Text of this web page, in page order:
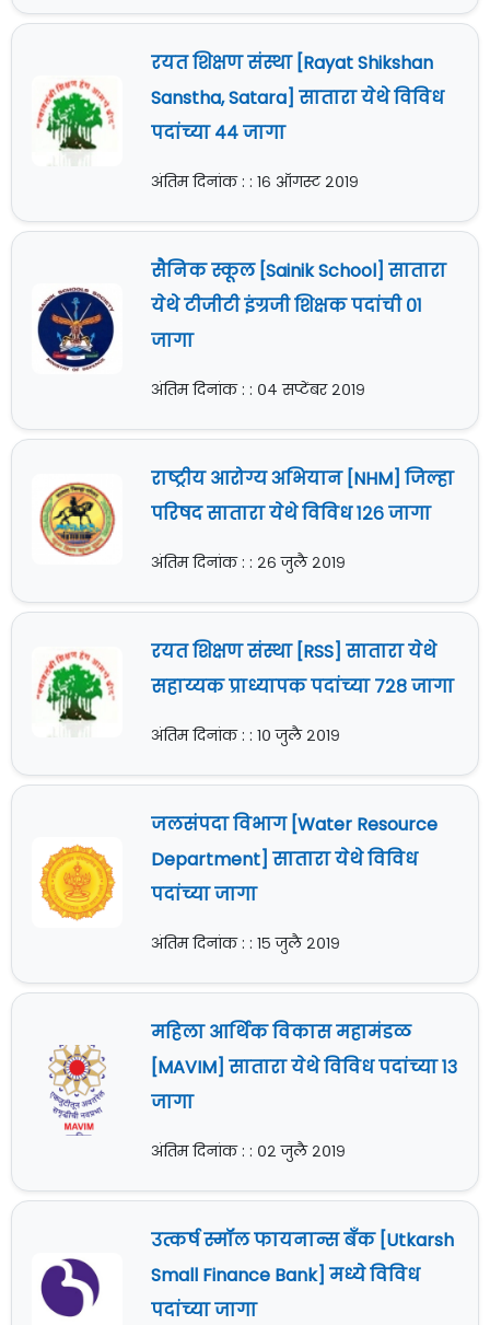
रयत शिक्षण संस्था [Rayat Shikshan
Sanstha, Satara] सातारा येथे विविध
पदांच्या ४४ जागा
अंतिम दिनांक : : १६ ऑगस्ट २०१९
सैनिक स्कूल [Sainik School] सातारा
येथे टीजीटी इंग्रजी शिक्षक पदांची ०१
जागा
अंतिम दिनांक : : ०४ सप्टेंबर २०१९
राष्ट्रीय आरोग्य अभियान [NHM] जिल्हा
परिषद सातारा येथे विविध १२६ जागा
अंतिम दिनांक : : २६ जुलै २०१९
रयत शिक्षण संस्था [RSS] सातारा येथे
सहाय्यक प्राध्यापक पदांच्या ७२८ जागा
अंतिम दिनांक : : १० जुलै २०१९
जलसंपदा विभाग [Water Resource
Department] सातारा येथे विविध
पदांच्या जागा
अंतिम दिनांक : : १५ जुलै २०१९
महिला आर्थिक विकास महामंडळ
[MAVIM] सातारा येथे विविध पदांच्या १३
जागा
अंतिम दिनांक : : ०२ जुलै २०१९
उत्कर्ष स्मॉल फायनान्स बँक [Utkarsh
Small Finance Bank] मध्ये विविध
पदांच्या जागा